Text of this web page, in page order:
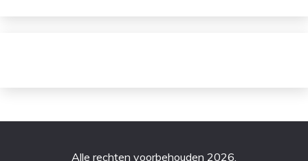
Alle rechten voorbehouden 2026.